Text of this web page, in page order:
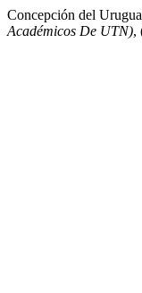
Concepción del
Académicos De UTN),